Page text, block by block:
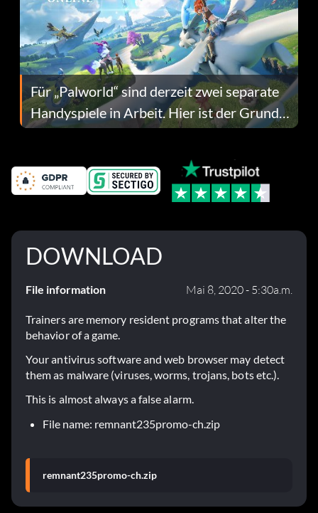
Für „Palworld“ sind derzeit zwei separate
Handyspiele in Arbeit. Hier ist der Grund
dafür.
DOWNLOAD
File information Mai 8, 2020 - 5:30a.m.
Trainers are memory resident programs that alter the
behavior of a game.
Your antivirus software and web browser may detect
them as malware (viruses, worms, trojans, bots etc.).
This is almost always a false alarm.
File name: remnant235promo-ch.zip
remnant235promo-ch.zip